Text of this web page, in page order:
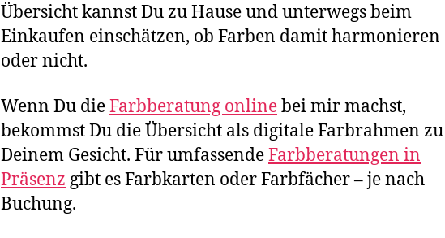
Übersicht kannst Du zu Hause und unterwegs beim
Einkaufen einschätzen, ob Farben damit harmonieren
oder nicht.
Wenn Du dieFarbberatung onlinebei mir machst,
bekommst Du die Übersicht als digitale Farbrahmen zu
Deinem Gesicht. Für umfassendeFarbberatungen in
Präsenz gibt es Farbkarten oder Farbfächer – je nach
Buchung.